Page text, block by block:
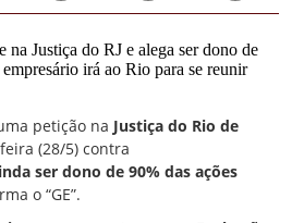
petição na Justiça do Rio de
(28/5) contra
ser dono de 90% das ações
o “GE”.